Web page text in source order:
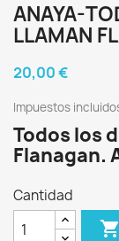
ANAYA-
LLAMAN
20,00 €
Impuestos
Todos los
Flanagan.
Cantidad
